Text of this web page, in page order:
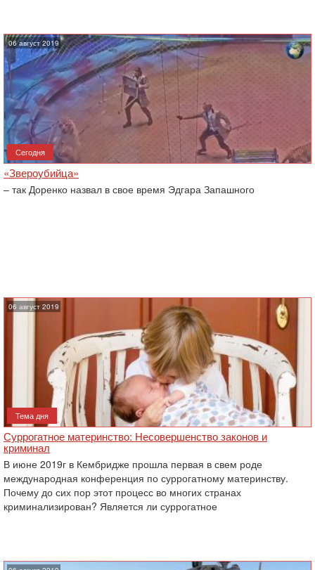
06 август 2019
Сегодня
«Звероубийца»
– так Доренко назвал в свое время Эдгара Запашного
06 август 2019
Тема дня
Суррогатное материнство: Несовершенство законов и
криминал
В июне 2019г в Кембридже прошла первая в свем роде
международная конференция по суррогатному материнству.
Почему до сих пор этот процесс во многих странах
криминализирован? Является ли суррогатное